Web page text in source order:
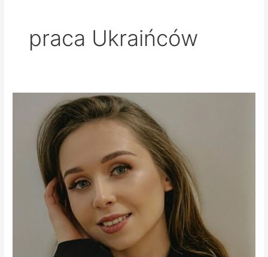
praca Ukraińców
drugim…
pierwszym
domem?
Vladyslava
Vynokurova